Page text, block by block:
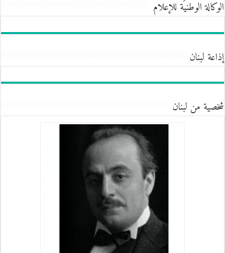
الوكالة الوطنيَة للإعلام
إذاعة لبنان
شخصية من لبنان